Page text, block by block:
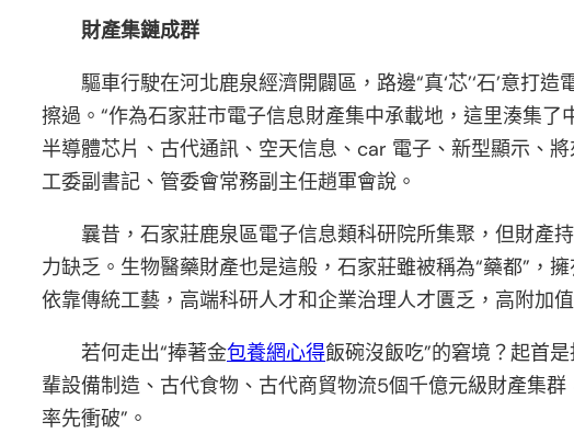
財產集鏈成群
驅車行駛在河北鹿泉經濟開闢區，路邊“真‘芯’‘石’意打
擦過。“作為石家莊市電子信息財產集中承載地，這里湊集
半導體芯片、古代通訊、空天信息、car 電子、新型顯示、
工委副書記、管委會常務副主任趙軍會說。
曩昔，石家莊鹿泉區電子信息類科研院所集聚，但財產
力缺乏。生物醫藥財產也是這般，石家莊雖被稱為“藥都”，
依靠傳統工藝，高端科研人才和企業治理人才匱乏，高附加
若何走出“捧著金包養網心得飯碗沒飯吃”的窘境？起首
輩設備制造、古代食物、古代商貿物流5個千億元級財產集
率先衝破”。